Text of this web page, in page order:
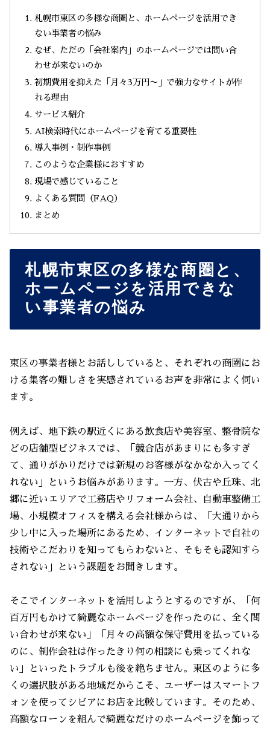
札幌市東区の多様な商圏と、ホームページを活用でき
ない事業者の悩み
なぜ、ただの「会社案内」のホームページでは問い合
わせが来ないのか
初期費用を抑えた「月々3万円〜」で強力なサイトが作
れる理由
サービス紹介
AI検索時代にホームページを育てる重要性
導入事例・制作事例
このような企業様におすすめ
現場で感じていること
よくある質問（FAQ）
まとめ
札幌市東区の多様な商圏と、
ホームページを活用できな
い事業者の悩み
東区の事業者様とお話ししていると、それぞれの商圏にお
ける集客の難しさを実感されているお声を非常によく伺い
ます。
例えば、地下鉄の駅近くにある飲食店や美容室、整骨院な
どの店舗型ビジネスでは、「競合店があまりにも多すぎ
て、通りがかりだけでは新規のお客様がなかなか入ってく
れない」というお悩みがあります。一方、伏古や丘珠、北
郷に近いエリアで工務店やリフォーム会社、自動車整備工
場、小規模オフィスを構える会社様からは、「大通りから
少し中に入った場所にあるため、インターネットで自社の
技術やこだわりを知ってもらわないと、そもそも認知すら
されない」という課題をお聞きします。
そこでインターネットを活用しようとするのですが、「何
百万円もかけて綺麗なホームページを作ったのに、全く問
い合わせが来ない」「月々の高額な保守費用を払っている
のに、制作会社は作ったきり何の相談にも乗ってくれな
い」といったトラブルも後を絶ちません。東区のように多
くの選択肢がある地域だからこそ、ユーザーはスマートフ
ォンを使ってシビアにお店を比較しています。そのため、
高額なローンを組んで綺麗なだけのホームページを飾って